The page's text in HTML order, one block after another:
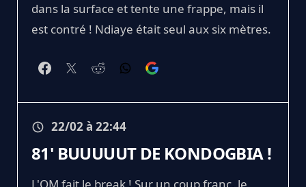
dans la surface et tente une frappe, mais il
est contré ! Ndiaye était seul aux six mètres.
22/02 à 22:44
81' BUUUUUT DE KONDOGBIA !